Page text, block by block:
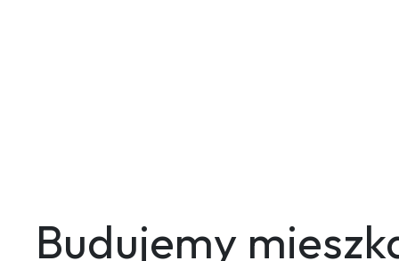
Budujemy